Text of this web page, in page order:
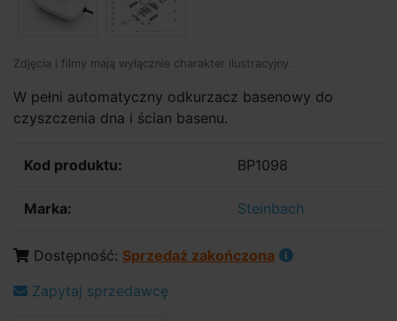
Zdjęcia i filmy mają wyłącznie charakter ilustracyjny.
W pełni automatyczny odkurzacz basenowy do
czyszczenia dna i ścian basenu.
Kod produktu: BP1098
Marka: Steinbach
Dostępność: Sprzedaż zakończona
Zapytaj sprzedawcę